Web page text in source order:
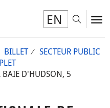
EN
BILLET
SECTEUR PUBLIC
D'HUDSON, 5